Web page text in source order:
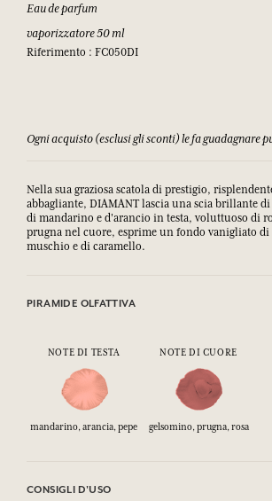
Eau de parfum
vaporizzatore 50 ml
Riferimento : FC050DI
Ogni acquisto (esclusi gli sconti) le fa guadagnare
Nella sua graziosa scatola di prestigio,
abbagliante, DIAMANT lascia una scia brillante
di mandarino e d'arancio in testa, voluttuoso di
prugna nel cuore, esprime un fondo vanigliato
muschio e di caramello.
PIRAMIDE OLFATTIVA
NOTE DI TESTA NOTE DI CUORE
mandarino, arancia, pepe gelsomino, prugna, rosa
CONSIGLI D'USO